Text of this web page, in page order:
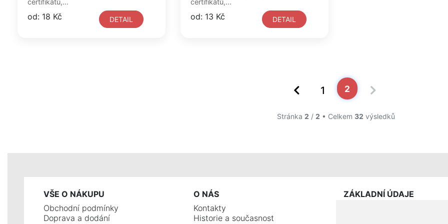
certifikátů,...
od: 18 Kč DETAIL
certifikátů,...
od: 13 Kč DETAIL
1 2
Stránka 2 / 2 • Celkem 32 výsledků
VŠE O NÁKUPU
Obchodní podmínky
Doprava a dodání
O NÁS
Kontakty
Historie a současnost
ZÁKLADNÍ ÚDAJE